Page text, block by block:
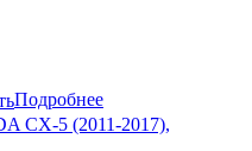
Подробнее